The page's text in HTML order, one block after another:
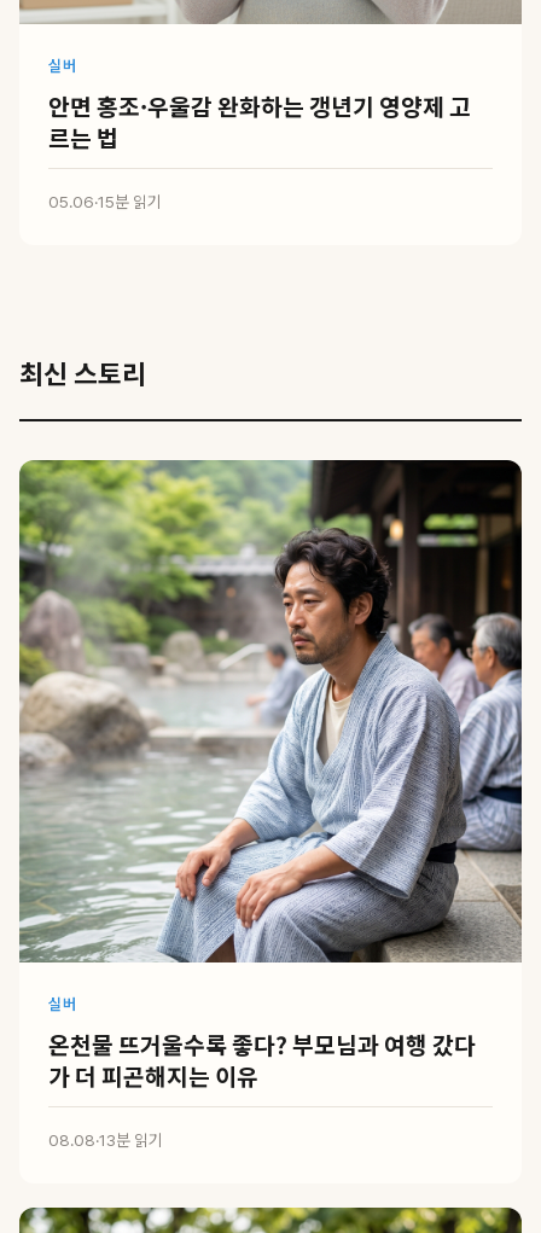
실버
안면 홍조·우울감 완화하는 갱년기 영양제 고
르는 법
05.06·15분 읽기
최신 스토리
실버
온천물 뜨거울수록 좋다? 부모님과 여행 갔다
가 더 피곤해지는 이유
08.08·13분 읽기